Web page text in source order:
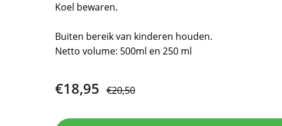
Koel bewaren.
Buiten bereik van kinderen houden.
Netto volume: 500ml en 250 ml
€18,95 €20,50